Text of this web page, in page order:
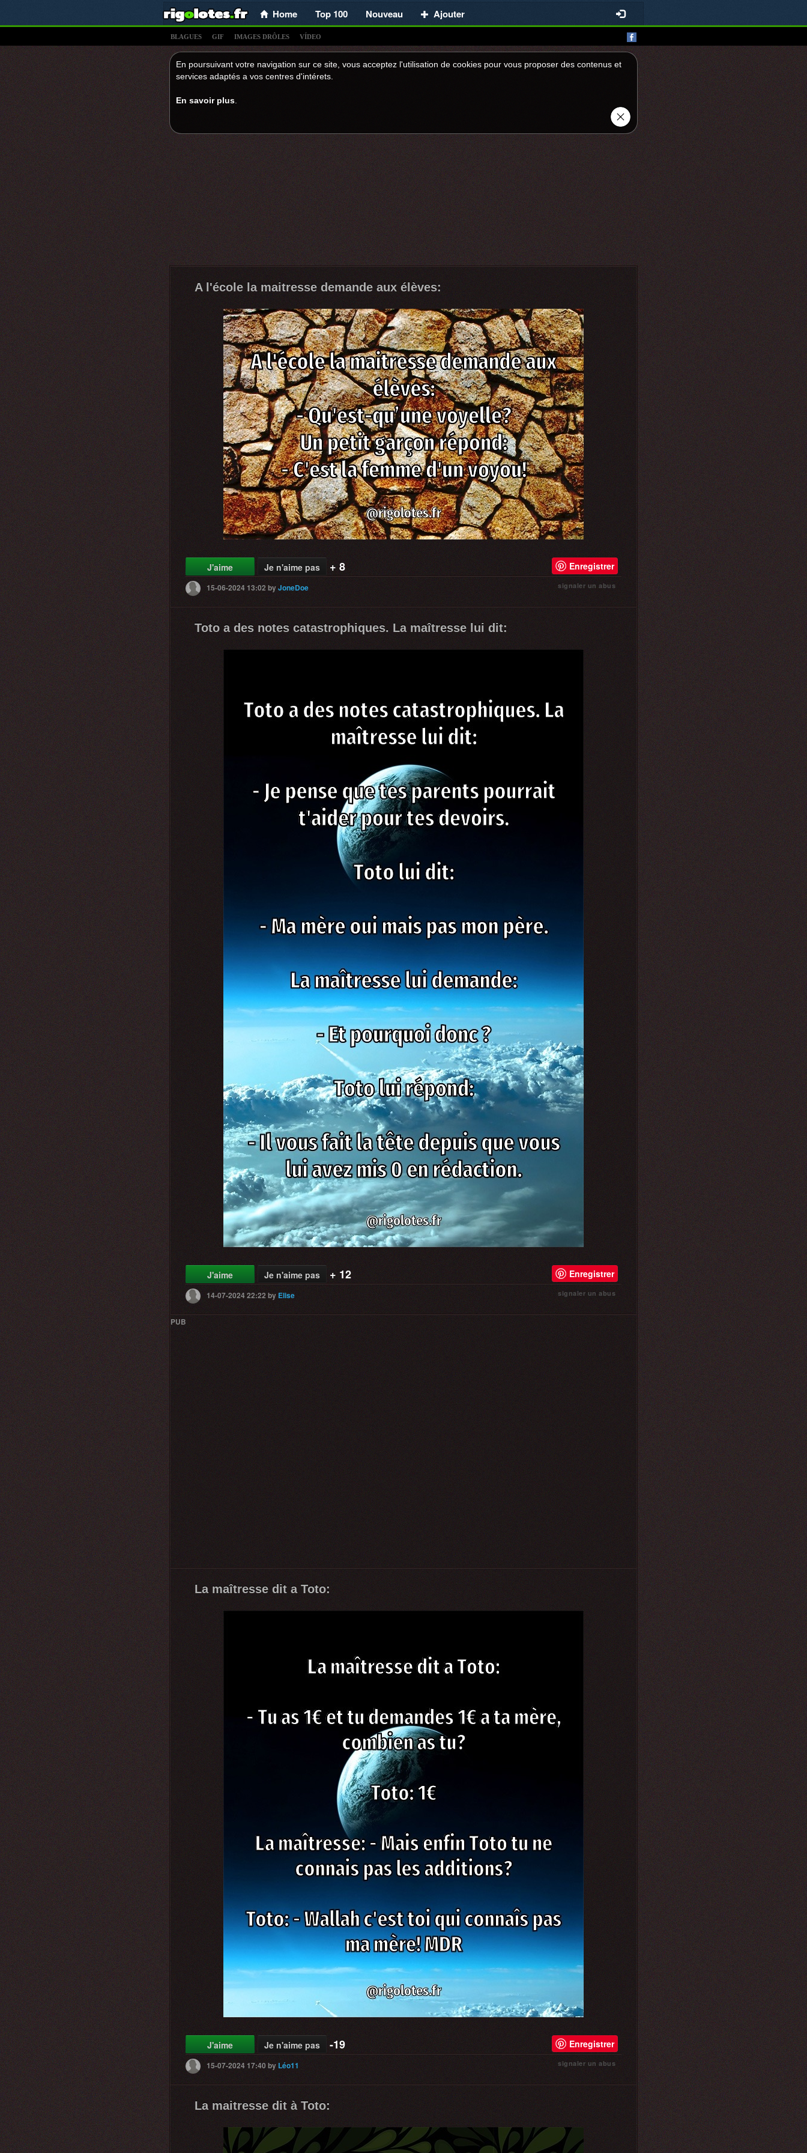
Home Top 100 Nouveau Ajouter
BLAGUES GIF IMAGES DRÔLES VÍDEO
En poursuivant votre navigation sur ce site, vous acceptez l'utilisation de cookies pour vous proposer des contenus et
services adaptés a vos centres d'intérets.
En savoir plus
A l'école la maitresse demande aux élèves:
J'aime Je n'aime pas + 8 Enregistrer
15-06-2024 13:02 byJoneDoe signaler un abus
Toto a des notes catastrophiques. La maîtresse lui dit:
J'aime Je n'aime pas + 12 Enregistrer
14-07-2024 22:22by Elise signaler un abus
PUB
La maîtresse dit a Toto:
J'aime Je n'aime pas -19 Enregistrer
15-07-2024 17:40 by Léo11 signaler un abus
La maitresse dit à Toto: